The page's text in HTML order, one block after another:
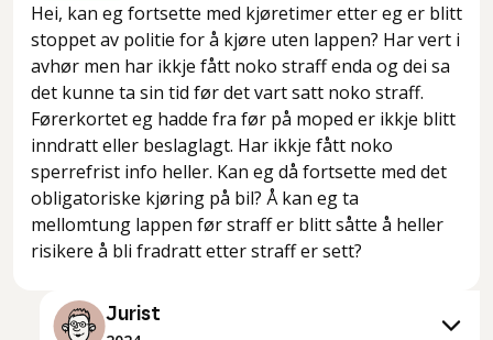
Hei, kan eg fortsette med kjøretimer etter eg er blitt
stoppet av politie for å kjøre uten lappen? Har vert i
avhør men har ikkje fått noko straff enda og dei sa
det kunne ta sin tid før det vart satt noko straff.
Førerkortet eg hadde fra før på moped er ikkje blitt
inndratt eller beslaglagt. Har ikkje fått noko
sperrefrist info heller. Kan eg då fortsette med det
obligatoriske kjøring på bil? Å kan eg ta
mellomtung lappen før straff er blitt såtte å heller
risikere å bli fradratt etter straff er sett?
Jurist